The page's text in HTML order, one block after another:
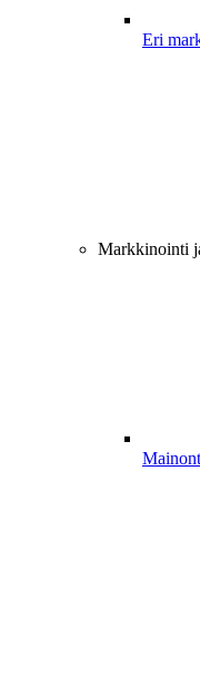
Eri
Markkinointi